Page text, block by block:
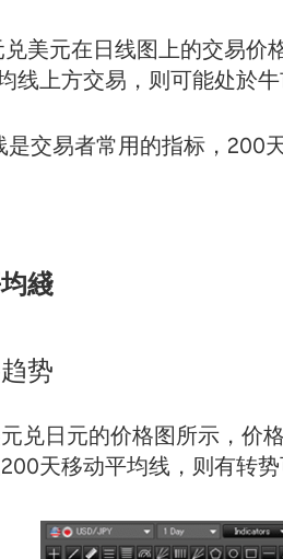
美元在日线图上的交易价
线上方交易，则可能处於牛
交易者常用的指标，200
綫
势
兑日元的价格图所示，价
天移动平均线，则有转